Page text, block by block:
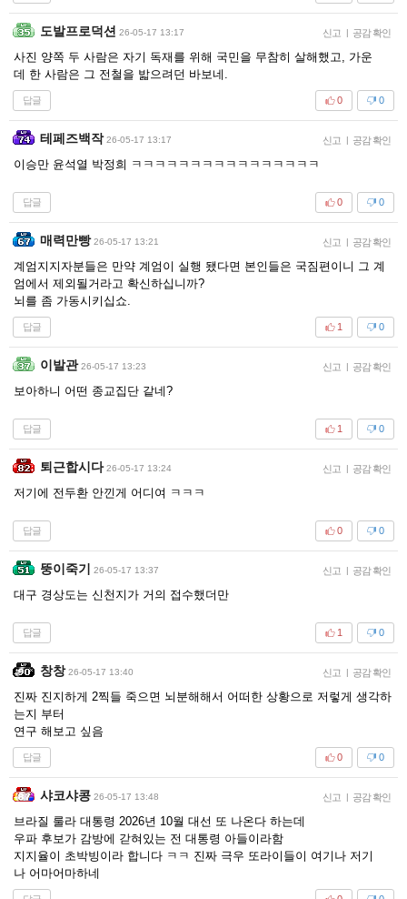
도발프로덕션 26-05-17 13:17 신고 | 공감 확인
사진 양쪽 두 사람은 자기 독재를 위해 국민을 무참히 살해했고, 가운
데 한 사람은 그 전철을 밟으려던 바보네.
답글 0
0
테페즈백작 26-05-17 13:17 신고 | 공감 확인
이승만 윤석열 박정희 ㅋㅋㅋㅋㅋㅋㅋㅋㅋㅋㅋㅋㅋㅋㅋㅋ
답글 0
0
매력만빵 26-05-17 13:21 신고 | 공감 확인
계엄지지자분들은 만약 계엄이 실행 됐다면 본인들은 국짐편이니 그 계
엄에서 제외될거라고 확신하십니까?
뇌를 좀 가동시키십쇼.
답글 0
1
이발관 26-05-17 13:23 신고 | 공감 확인
보아하니 어떤 종교집단 같네?
답글 0
1
퇴근합시다 26-05-17 13:24 신고 | 공감 확인
저기에 전두환 안낀게 어디여 ㅋㅋㅋ
답글 0
0
뚱이죽기 26-05-17 13:37 신고 | 공감 확인
대구 경상도는 신천지가 거의 접수했더만
답글 0
1
창창 26-05-17 13:40 신고 | 공감 확인
진짜 진지하게 2찍들 죽으면 뇌분해해서 어떠한 상황으로 저렇게 생각하
는지 부터
연구 해보고 싶음
답글 0
0
샤코샤콩 26-05-17 13:48 신고 | 공감 확인
브라질 룰라 대통령 2026년 10월 대선 또 나온다 하는데
우파 후보가 감방에 갇혀있는 전 대통령 아들이라함
지지율이 초박빙이라 합니다 ㅋㅋ 진짜 극우 또라이들이 여기나 저기
나 어마어마하네